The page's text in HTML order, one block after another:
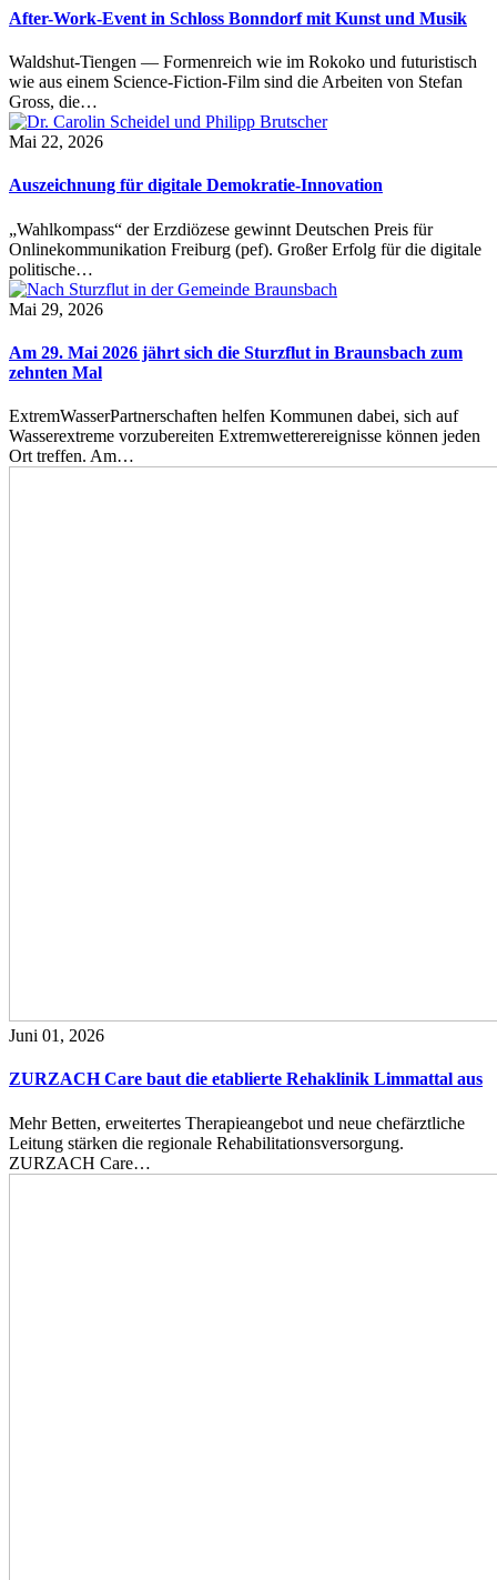
After-Work-Event in Schloss Bonndorf mit Kunst und Musik
Waldshut-Tiengen — Formenreich wie im Rokoko und futuristisch
wie aus einem Science-Fiction-Film sind die Arbeiten von Stefan
Gross, die…
Mai 22, 2026
Auszeichnung für digitale Demokratie-Innovation
„Wahlkompass“ der Erzdiözese gewinnt Deutschen Preis für
Onlinekommunikation Freiburg (pef). Großer Erfolg für die digitale
politische…
Mai 29, 2026
Am 29. Mai 2026 jährt sich die Sturzflut in Braunsbach zum
zehnten Mal
ExtremWasserPartnerschaften helfen Kommunen dabei, sich auf
Wasserextreme vorzubereiten Extremwetterereignisse können jeden
Ort treffen. Am…
Juni 01, 2026
ZURZACH Care baut die etablierte Rehaklinik Limmattal aus
Mehr Betten, erweitertes Therapieangebot und neue chefärztliche
Leitung stärken die regionale Rehabilitationsversorgung.
ZURZACH Care…